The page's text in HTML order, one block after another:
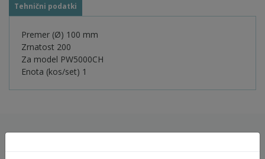
Tehnični podatki
Premer (Ø) 100 mm
Zrnatost 200
Za model PW5000CH
Enota (kos/set) 1